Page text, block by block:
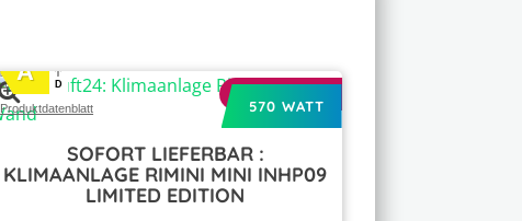
570 WATT
A D
Produktdatenblatt
SOFORT LIEFERBAR :
KLIMAANLAGE RIMINI MINI INHP09
LIMITED EDITION